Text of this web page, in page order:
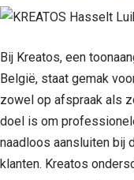
Bij Kreatos, een
België, staat gemak
zowel op afspraak als
doel is om
naadloos aansluiten bij
klanten. Kreatos